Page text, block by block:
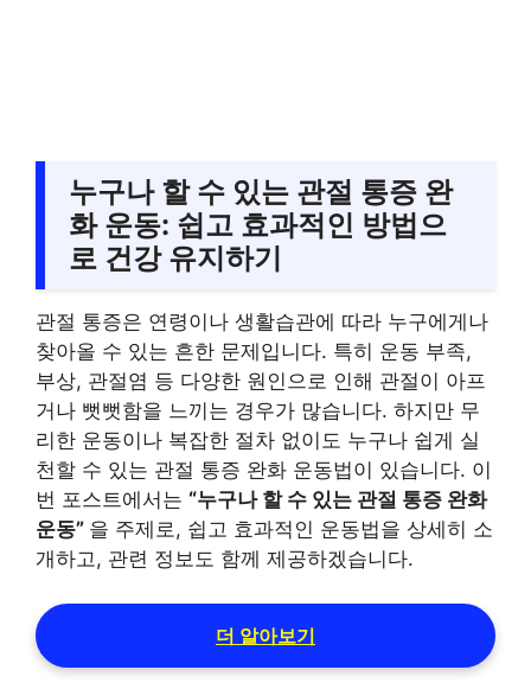
누구나 할 수 있는 관절 통증 완
화 운동: 쉽고 효과적인 방법으
로 건강 유지하기
관절 통증은 연령이나 생활습관에 따라 누구에게나
찾아올 수 있는 흔한 문제입니다. 특히 운동 부족,
부상, 관절염 등 다양한 원인으로 인해 관절이 아프
거나 뻣뻣함을 느끼는 경우가 많습니다. 하지만 무
리한 운동이나 복잡한 절차 없이도 누구나 쉽게 실
천할 수 있는 관절 통증 완화 운동법이 있습니다. 이
번 포스트에서는 “누구나 할 수 있는 관절 통증 완화
운동” 을 주제로, 쉽고 효과적인 운동법을 상세히 소
개하고, 관련 정보도 함께 제공하겠습니다.
더 알아보기